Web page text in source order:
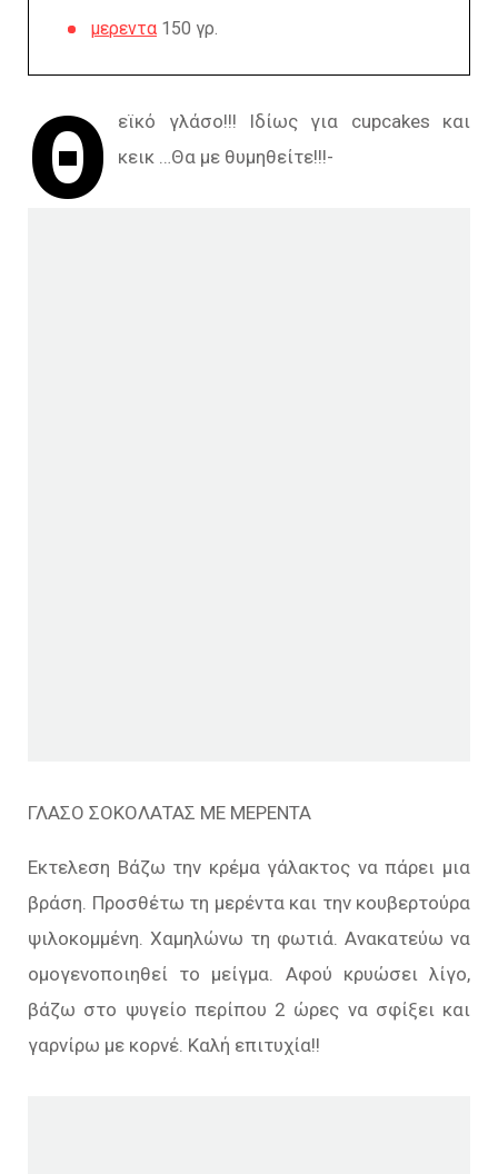
μερεντα 150 γρ.
Θ
εϊκό γλάσο!!! Ιδίως για cupcakes και
κεικ …Θα με θυμηθείτε!!!-
ΓΛΑΣΟ ΣΟΚΟΛΑΤΑΣ ΜΕ ΜΕΡΕΝΤΑ
Εκτελεση Βάζω την κρέμα γάλακτος να πάρει μια
βράση. Προσθέτω τη μερέντα και την κουβερτούρα
ψιλοκομμένη. Χαμηλώνω τη φωτιά. Ανακατεύω να
ομογενοποιηθεί το μείγμα. Αφού κρυώσει λίγο,
βάζω στο ψυγείο περίπου 2 ώρες να σφίξει και
γαρνίρω με κορνέ. Καλή επιτυχία!!